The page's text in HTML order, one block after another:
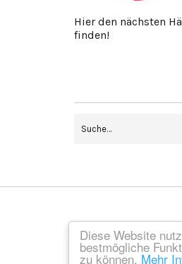
Diese Website
bestmögliche
zu können. Mehr
Hier den nächsten
finden!